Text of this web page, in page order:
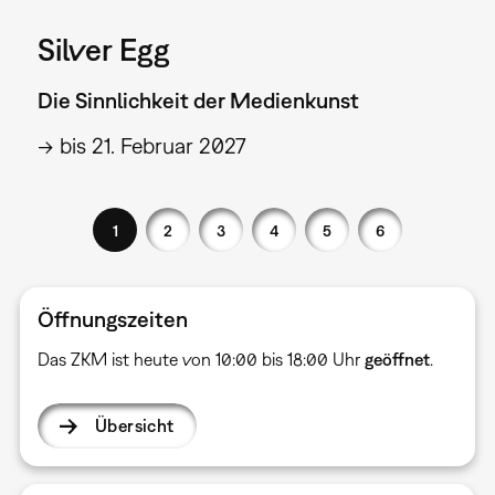
Silver Egg
Die Sinnlichkeit der Medienkunst
→ bis 21. Februar 2027
1 2 3 4 5 6
Öffnungszeiten
Das ZKM ist heute von 10:00 bis 18:00 Uhr geöffnet.
Übersicht